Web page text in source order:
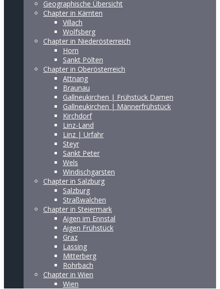
Geographische Übersicht
Chapter in Kärnten
Villach
Wolfsberg
Chapter in Niederösterreich
Horn
Sankt Pölten
Chapter in Oberösterreich
Attnang
Braunau
Gallneukirchen | Frühstück Damen
Gallneukirchen | Männerfrühstück
Kirchdorf
Linz-Land
Linz | Urfahr
Steyr
Sankt Peter
Wels
Windischgarsten
Chapter in Salzburg
Salzburg
Straßwalchen
Chapter in Steiermark
Aigen im Ennstal
Aigen Frühstück
Graz
Lassing
Mitterberg
Rohrbach
Chapter in Wien
Wien